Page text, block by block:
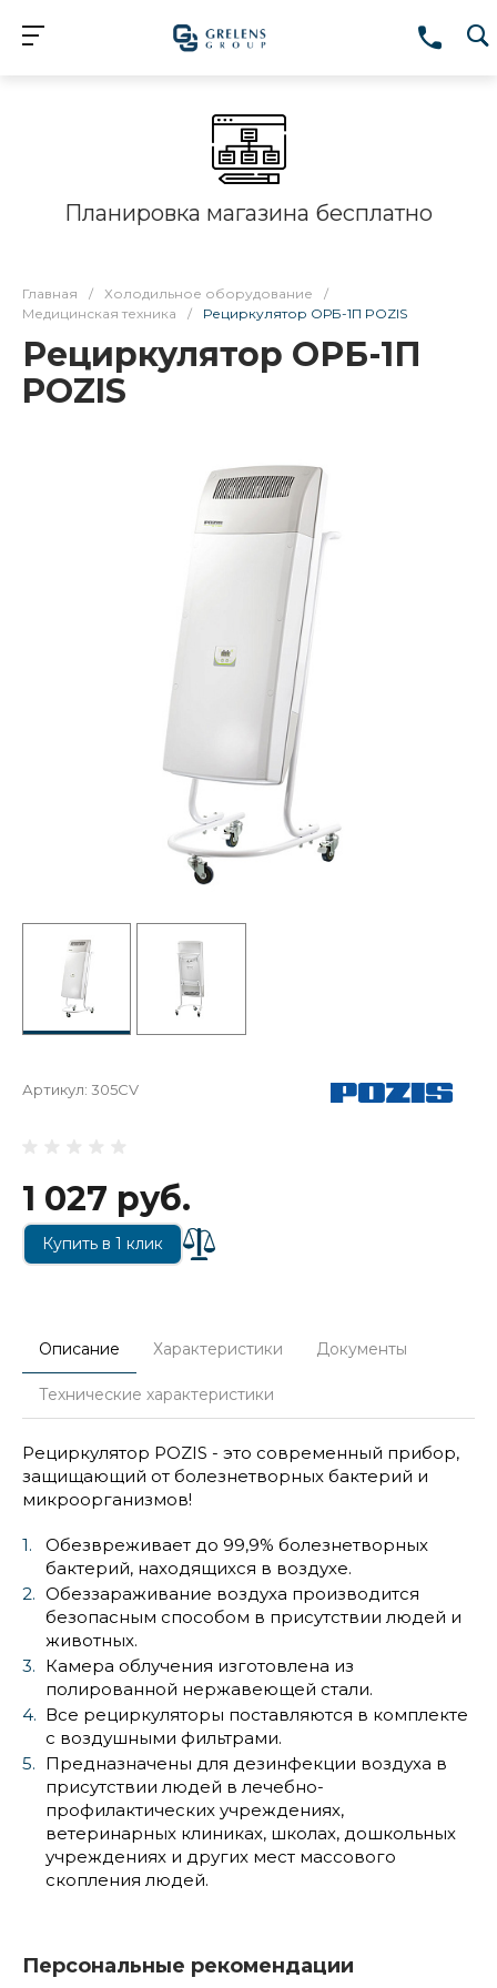
Планировка магазина бесплатно
Главная / Холодильное оборудование
/
Медицинская техника
/ Рециркулятор ОРБ-1П POZIS
Рециркулятор ОРБ-1П
POZIS
Артикул: 305CV
1 027 руб.
Купить в 1 клик
Описание Характеристики Документы
Технические характеристики
Рециркулятор POZIS - это современный прибор,
защищающий от болезнетворных бактерий и
микроорганизмов!
Обезвреживает до 99,9% болезнетворных
бактерий, находящихся в воздухе.
Обеззараживание воздуха производится
безопасным способом в присутствии людей и
животных.
Камера облучения изготовлена из
полированной нержавеющей стали.
Все рециркуляторы поставляются в комплекте
с воздушными фильтрами.
Предназначены для дезинфекции воздуха в
присутствии людей в лечебно-
профилактических учреждениях,
ветеринарных клиниках, школах, дошкольных
учреждениях и других мест массового
скопления людей.
Персональные рекомендации